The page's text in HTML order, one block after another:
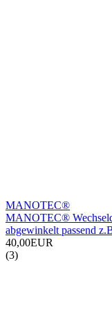
MANOTEC®
MANOTEC®
abgewinkelt passend
40,00EUR
(3)